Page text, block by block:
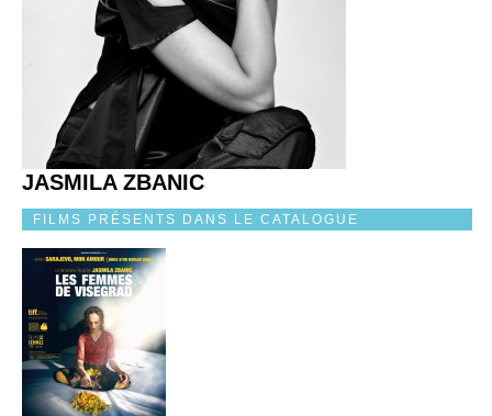
JASMILA ZBANIC
FILMS PRÉSENTS DANS LE CATALOGUE